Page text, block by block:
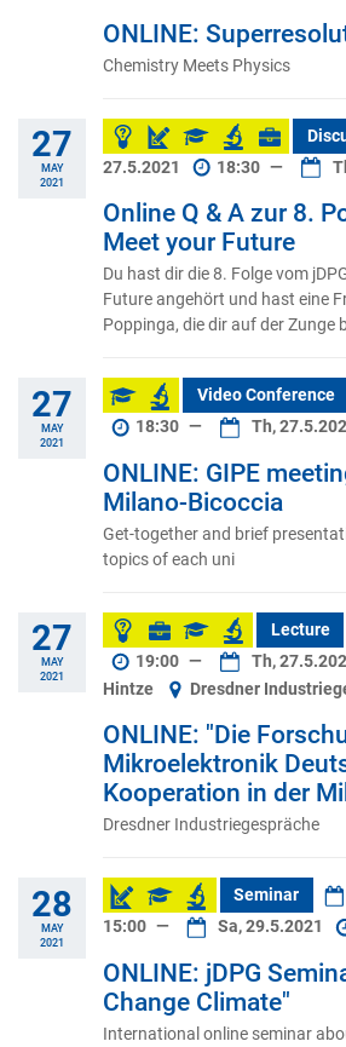
ONLINE:
Chemistry Meets Physics
27
MAY
2021
27.5.2021
18:30 —
Online Q & A zur 8.
Meet your Future
Du hast dir die 8. Folge vom
Future angehört und hast eine
Poppinga, die dir auf der Zunge
27
MAY
2021
Video Conference
18:30 — Th,
ONLINE: GIPE
Milano-Bicoccia
Get-together and brief
topics of each uni
27
MAY
2021
Lecture
19:00 — Th,
Hintze
Dresdner
ONLINE: "Die
Mikroelektronik
Kooperation in der
Dresdner Industriegespräche
28
MAY
2021
Seminar
15:00 — Sa, 29.5.2021
ONLINE: jDPG
Change Climate"
International online seminar